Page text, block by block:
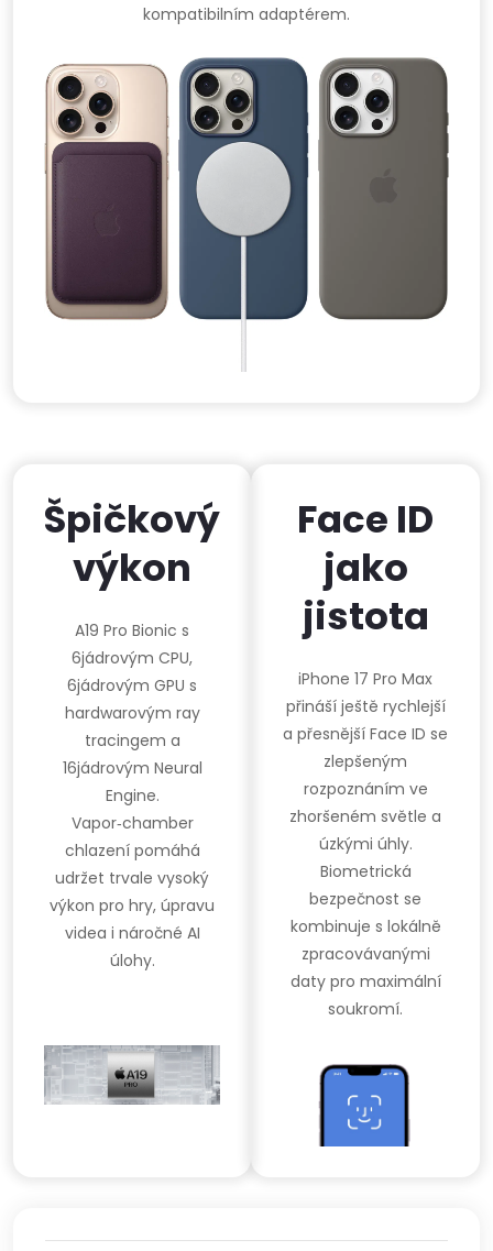
kompatibilním adaptérem.
Špičkový
výkon
A19 Pro Bionic s
6jádrovým CPU,
6jádrovým GPU s
hardwarovým ray
tracingem a
16jádrovým Neural
Engine.
Vapor‑chamber
chlazení pomáhá
udržet trvale vysoký
výkon pro hry, úpravu
videa i náročné AI
úlohy.
Face ID
jako
jistota
iPhone 17 Pro Max
přináší ještě rychlejší
a přesnější Face ID se
zlepšeným
rozpoznáním ve
zhoršeném světle a
úzkými úhly.
Biometrická
bezpečnost se
kombinuje s lokálně
zpracovávanými
daty pro maximální
soukromí.